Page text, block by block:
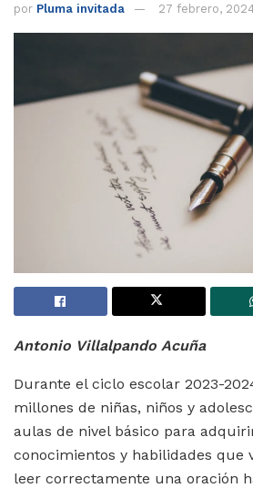
por Pluma invitada 27 febrero,
Antonio Villalpando Acuña
Durante el ciclo escolar 2023-
millones de niñas, niños y
aulas de nivel básico para
conocimientos y habilidades que
leer correctamente una oración